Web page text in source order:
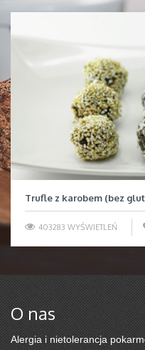
Trufle z karobem (bez
403283 WYŚWIETLEŃ
O nas
Alergia i nietolerancja